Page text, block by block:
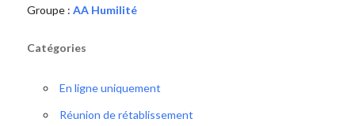
Groupe : AA Humilité
Catégories
En ligne uniquement
Réunion de rétablissement